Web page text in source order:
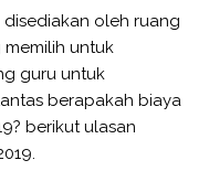
oleh ruang
untuk
guru untuk
berapakah biaya
berikut ulasan